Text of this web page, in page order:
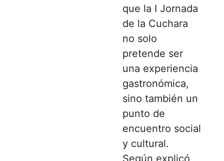
que la I Jornada
de la Cuchara
no solo
pretende ser
una experiencia
gastronómica,
sino también un
punto de
encuentro social
y cultural.
Según explicó,